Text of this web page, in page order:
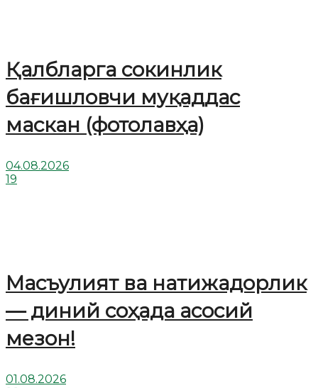
Қалбларга сокинлик
бағишловчи муқаддас
маскан (фотолавҳа)
04.08.2026
19
Масъулият ва натижадорлик
— диний соҳада асосий
мезон!
01.08.2026